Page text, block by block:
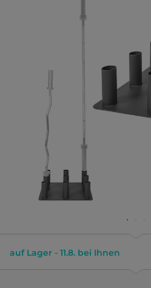
auf Lager - 11.8. bei Ihnen